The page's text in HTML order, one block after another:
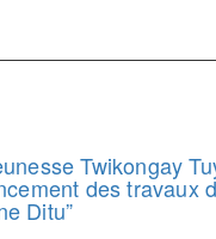
Twikongay
des travaux
Ditu”